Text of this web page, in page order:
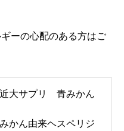
ーの心配のある方はご
大サプリ 青みかん
かん由来ヘスペリジ